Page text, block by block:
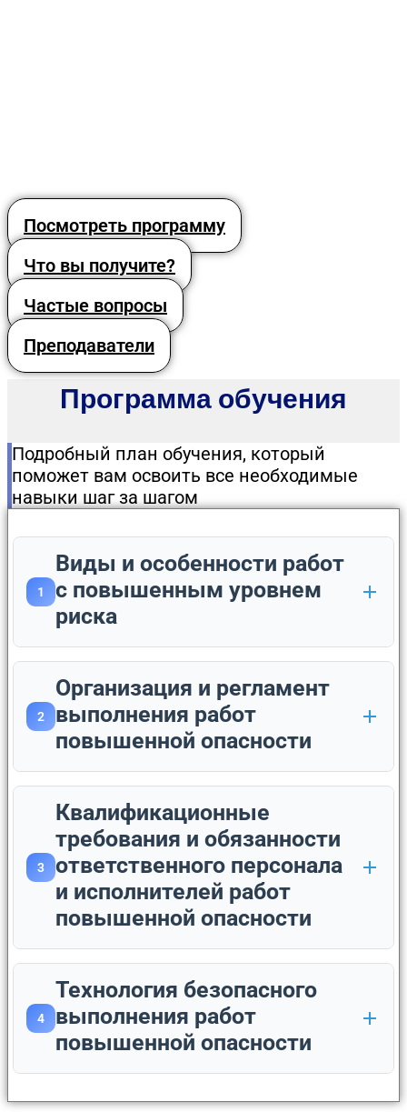
Посмотреть программу
Что вы получите?
Частые вопросы
Преподаватели
Программа обучения
Подробный план обучения, который
поможет вам освоить все необходимые
навыки шаг за шагом
1
Виды и особенности работ
с повышенным уровнем
риска
2
Организация и регламент
выполнения работ
повышенной опасности
3
Квалификационные
требования и обязанности
ответственного персонала
и исполнителей работ
повышенной опасности
4
Технология безопасного
выполнения работ
повышенной опасности